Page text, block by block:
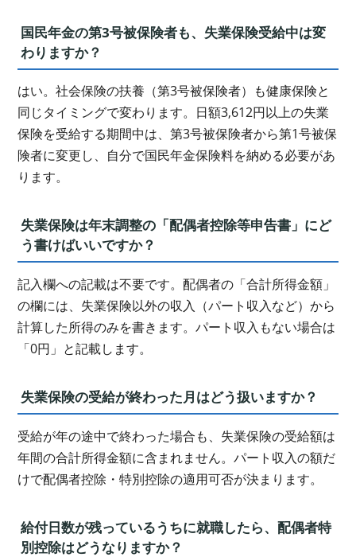
国民年金の第3号被保険者も、失業保険受給中は変
わりますか？
はい。社会保険の扶養（第3号被保険者）も健康保険と
同じタイミングで変わります。日額3,612円以上の失業
保険を受給する期間中は、第3号被保険者から第1号被保
険者に変更し、自分で国民年金保険料を納める必要があ
ります。
失業保険は年末調整の「配偶者控除等申告書」にど
う書けばいいですか？
記入欄への記載は不要です。配偶者の「合計所得金額」
の欄には、失業保険以外の収入（パート収入など）から
計算した所得のみを書きます。パート収入もない場合は
「0円」と記載します。
失業保険の受給が終わった月はどう扱いますか？
受給が年の途中で終わった場合も、失業保険の受給額は
年間の合計所得金額に含まれません。パート収入の額だ
けで配偶者控除・特別控除の適用可否が決まります。
給付日数が残っているうちに就職したら、配偶者特
別控除はどうなりますか？